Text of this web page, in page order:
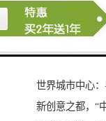
世界城市中心
新创意之都，“